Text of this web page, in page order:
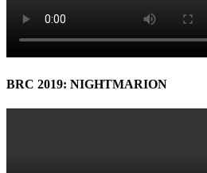
BRC 2019: NIGHTMARION